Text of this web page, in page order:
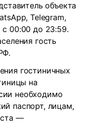
объекта
Telegram,
с 00:00 до 23:59.
гость
гостиничных
на
необходимо
паспорт, лицам,
—